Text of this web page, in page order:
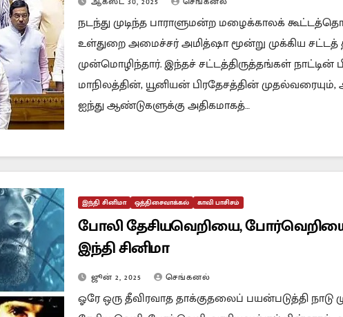
நடந்து முடிந்த பாராளுமன்ற மழைக்காலக்
உள்துறை அமைச்சர் அமித்ஷா மூன்று முக்கிய
முன்மொழிந்தார். இந்தச் சட்டத்திருத்தங்கள் நாட்டின்
மாநிலத்தின், யூனியன் பிரதேசத்தின்
ஐந்து ஆண்டுகளுக்கு அதிகமாகத்…
இந்தி சினிமா ஒத்திசைவாக்கல் காவி பாசிசம்
போலி தேசியவெறியை,
இந்தி சினிமா
ஜூன் 2, 2025 செங்கனல்
ஓரே ஒரு தீவிரவாத தாக்குதலைப் பயன்படுத்தி